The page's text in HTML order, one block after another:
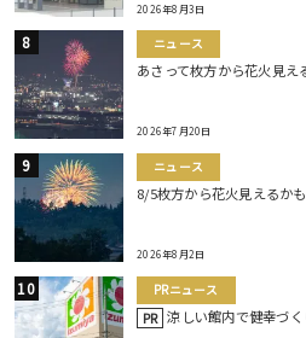
2026年8月3日
ニュース
あさって枚方から花火見え
2026年7月20日
ニュース
8/5枚方から花火見えるかも
2026年8月2日
PRニュース
PR 涼しい館内で健幸づ